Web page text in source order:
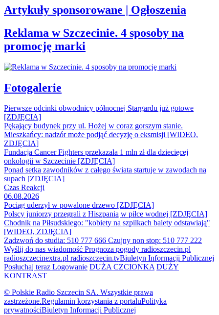
Artykuły sponsorowane | Ogłoszenia
Reklama w Szczecinie. 4 sposoby na
promocję marki
Fotogalerie
Pierwsze odcinki obwodnicy północnej Stargardu już gotowe
[ZDJĘCIA]
Pękający budynek przy ul. Hożej w coraz gorszym stanie.
Mieszkańcy: nadzór może podjąć decyzję o eksmisji [WIDEO,
ZDJĘCIA]
Fundacja Cancer Fighters przekazała 1 mln zł dla dziecięcej
onkologii w Szczecinie [ZDJĘCIA]
Ponad setka zawodników z całego świata startuje w zawodach na
supach [ZDJĘCIA]
Czas Reakcji
06.08.2026
Pociąg uderzył w powalone drzewo [ZDJĘCIA]
Polscy juniorzy przegrali z Hiszpanią w piłce wodnej [ZDJĘCIA]
Chodnik na Piłsudskiego: "kobiety na szpilkach balety odstawiają"
[WIDEO, ZDJĘCIA]
Zadzwoń do studia: 510 777 666 Czujny non stop: 510 777 222
Wyślij do nas wiadomość Prognoza pogody radioszczecin.pl
radioszczecinextra.pl radioszczecin.tvBiuletyn Informacji Publicznej
Posłuchaj teraz Logowanie DUŻA CZCIONKA DUŻY
KONTRAST
© Polskie Radio Szczecin SA. Wszystkie prawa
zastrzeżone.Regulamin korzystania z portaluPolityka
prywatnościBiuletyn Informacji Publicznej